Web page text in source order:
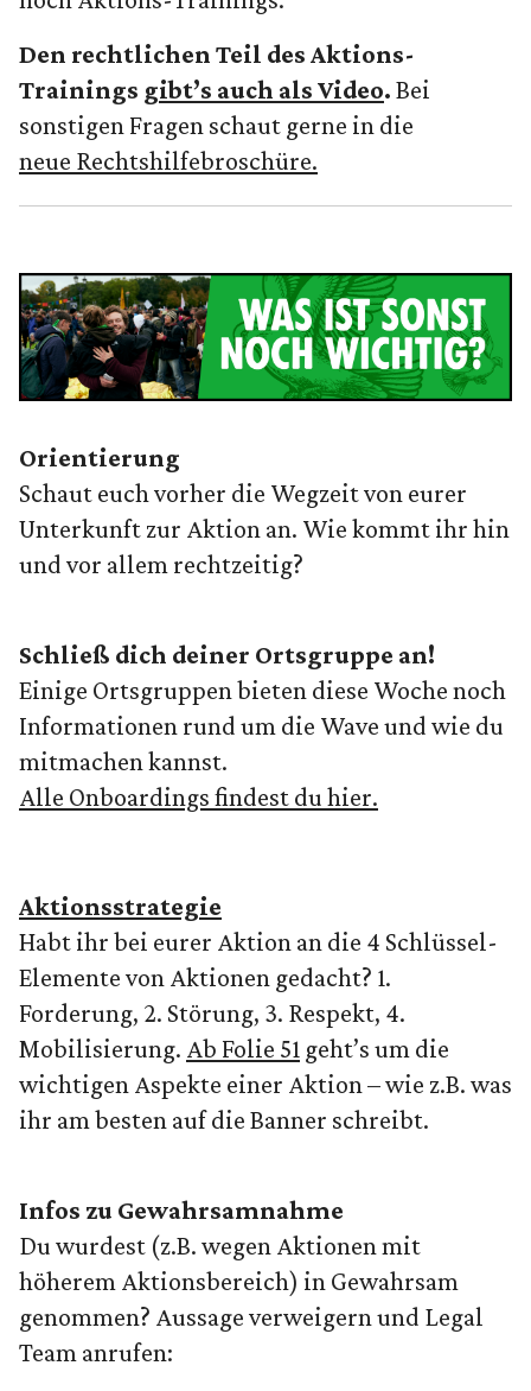
Den rechtlichen Teil des Aktions-
Trainings gibt’s auch als Video. Bei
sonstigen Fragen schaut gerne in die
neue Rechtshilfebroschüre.
Orientierung
Schaut euch vorher die Wegzeit von eurer
Unterkunft zur Aktion an. Wie kommt ihr hin
und vor allem rechtzeitig?
Schließ dich deiner Ortsgruppe an!
Einige Ortsgruppen bieten diese Woche noch
Informationen rund um die Wave und wie du
mitmachen kannst.
Alle Onboardings findest du hier.
Aktionsstrategie
Habt ihr bei eurer Aktion an die 4 Schlüssel-
Elemente von Aktionen gedacht? 1.
Forderung, 2. Störung, 3. Respekt, 4.
Mobilisierung. Ab Folie 51 geht’s um die
wichtigen Aspekte einer Aktion – wie z.B. was
ihr am besten auf die Banner schreibt.
Infos zu Gewahrsamnahme
Du wurdest (z.B. wegen Aktionen mit
höherem Aktionsbereich) in Gewahrsam
genommen? Aussage verweigern und Legal
Team anrufen: